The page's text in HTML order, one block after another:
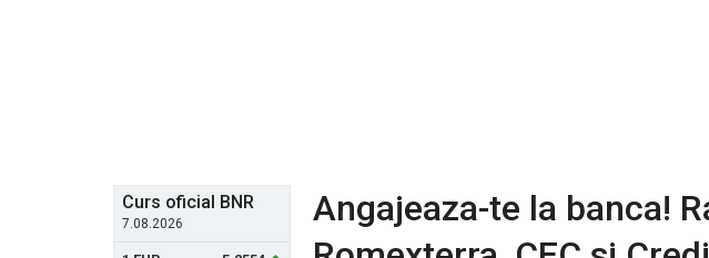
Curs oficial BNR
7.08.2026
Angajeaza-te la banca!